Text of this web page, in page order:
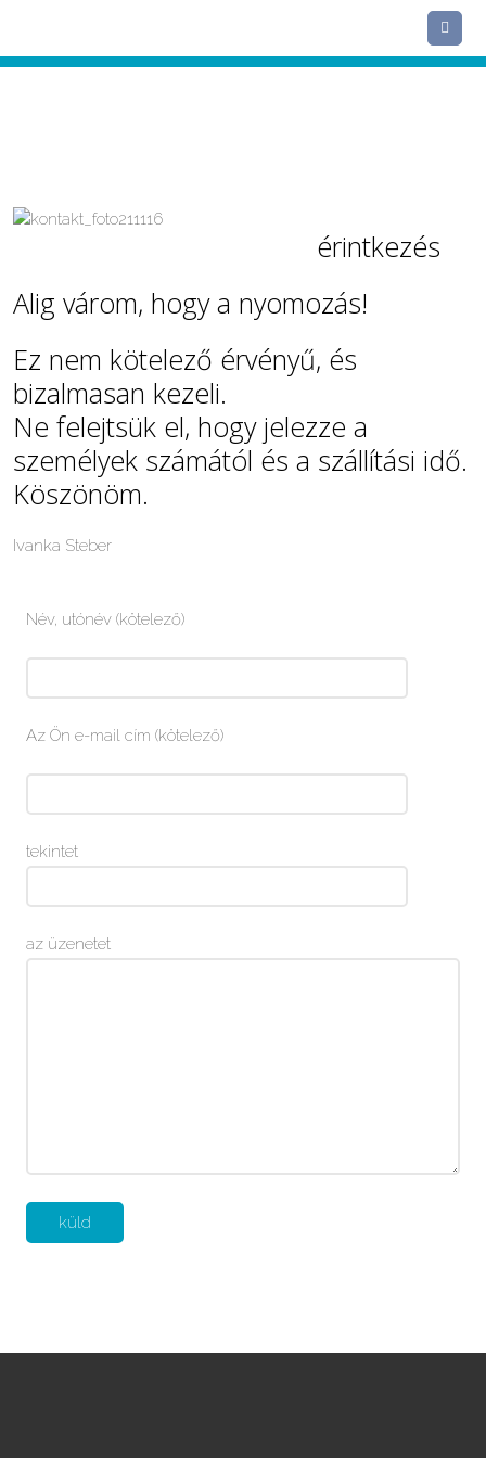
érintkezés
Alig várom, hogy a nyomozás!
Ez nem kötelező érvényű, és
bizalmasan kezeli.
Ne felejtsük el, hogy jelezze a
személyek számától és a szállítási idő.
Köszönöm.
Ivanka Steber
Név, utónév (kötelező)
Az Ön e-mail cím (kötelező)
tekintet
az üzenetet